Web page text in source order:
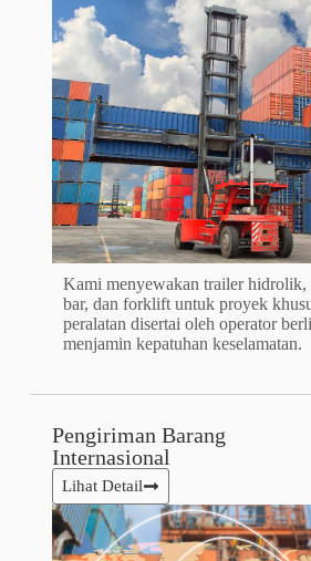
Kami menyewakan trailer hidrolik,
bar, dan forklift untuk proyek
peralatan disertai oleh operator
menjamin kepatuhan keselamatan.
Pengiriman Barang
Internasional​
Lihat Detail